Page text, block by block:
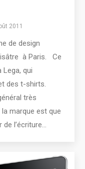
2011
de design
à Paris. Ce
Lega, qui
des t-shirts.
très
marque est que
l’écriture…